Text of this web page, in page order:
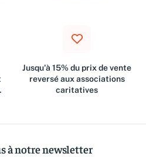
Jusqu'à 15% du prix de vente
reversé aux associations
caritatives
à notre newsletter